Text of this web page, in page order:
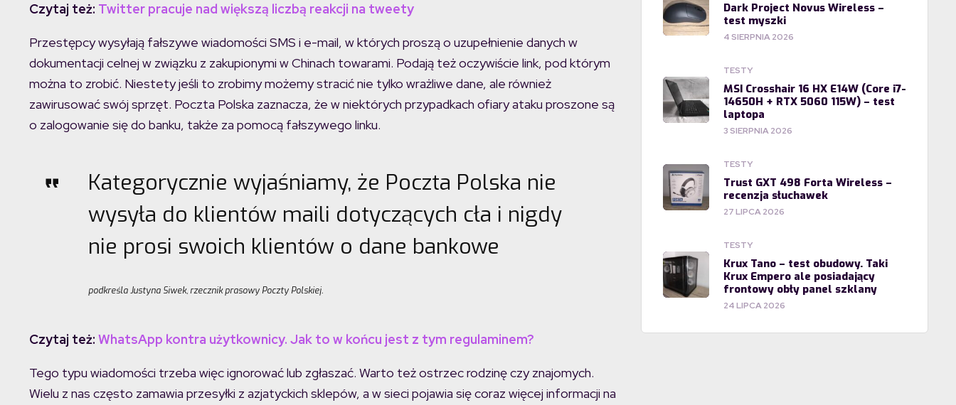
Czytaj też: Twitter pracuje nad większą liczbą reakcji na tweety
Przestępcy wysyłają fałszywe wiadomości SMS i e-mail, w których proszą o uzupełnienie danych w
dokumentacji celnej w związku z zakupionymi w Chinach towarami. Podają też oczywiście link, pod którym
można to zrobić. Niestety jeśli to zrobimy możemy stracić nie tylko wrażliwe dane, ale również
zawirusować swój sprzęt. Poczta Polska zaznacza, że w niektórych przypadkach ofiary ataku proszone są
o zalogowanie się do banku, także za pomocą fałszywego linku.
Kategorycznie wyjaśniamy, że Poczta Polska nie
wysyła do klientów maili dotyczących cła i nigdy
nie prosi swoich klientów o dane bankowe
podkreśla Justyna Siwek, rzecznik prasowy Poczty Polskiej.
Czytaj też: WhatsApp kontra użytkownicy. Jak to w końcu jest z tym regulaminem?
Tego typu wiadomości trzeba więc ignorować lub zgłaszać. Warto też ostrzec rodzinę czy znajomych.
Wielu z nas często zamawia przesyłki z azjatyckich sklepów, a w sieci pojawia się coraz więcej informacji na
Dark Project Novus Wireless –
test myszki
4 SIERPNIA 2026
TESTY
MSI Crosshair 16 HX E14W (Core i7-
14650H + RTX 5060 115W) – test
laptopa
3 SIERPNIA 2026
TESTY
Trust GXT 498 Forta Wireless –
recenzja słuchawek
27 LIPCA 2026
TESTY
Krux Tano – test obudowy. Taki
Krux Empero ale posiadający
frontowy obły panel szklany
24 LIPCA 2026